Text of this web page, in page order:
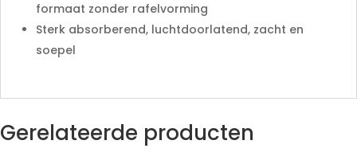
formaat zonder rafelvorming
Sterk absorberend, luchtdoorlatend, zacht en
soepel
Gerelateerde producten